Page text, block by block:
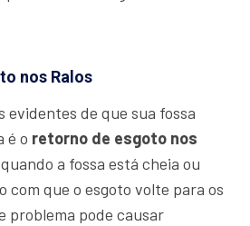
nos Ralos
evidentes de que sua fossa
é o retorno de esgoto nos
a fossa está cheia ou
com que o esgoto volte para os
problema pode causar